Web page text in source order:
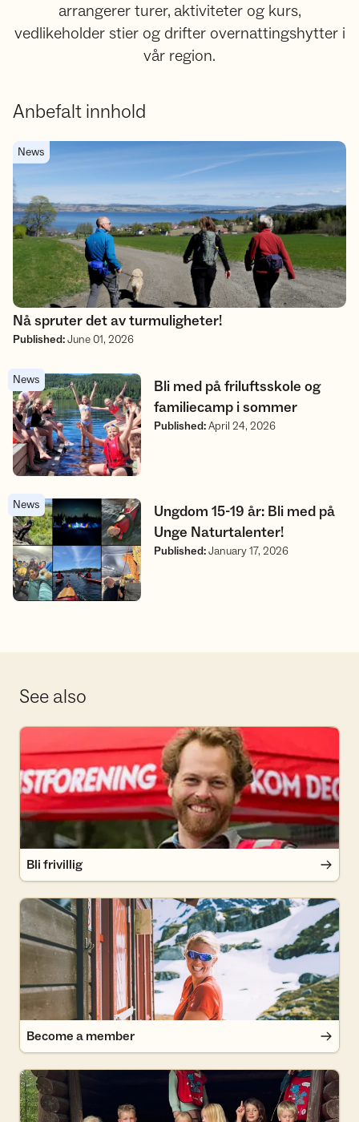
arrangerer turer, aktiviteter og kurs,
vedlikeholder stier og drifter overnattingshytter i
vår region.
Anbefalt innhold
Nå spruter det av turmuligheter!
News
Published:June 01, 2026
Nå spruter det av turmuligheter!
Bli med på friluftsskole og familiecamp i sommer
News
Published:April 24, 2026
Bli med på friluftsskole og
familiecamp i sommer
Ungdom 15-19 år: Bli med på Unge Naturtalenter!
News
Published:January 17, 2026
Ungdom 15-19 år: Bli med på
Unge Naturtalenter!
See also
Bli frivillig
Bli frivillig
Become a member
Become a member
Turboklubb